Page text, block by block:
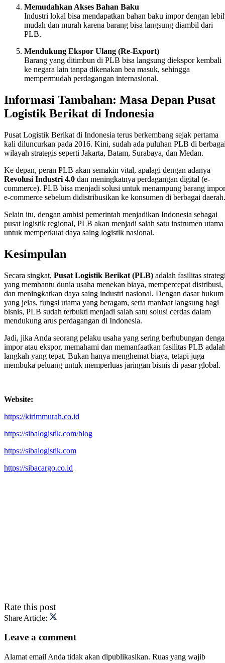
Memudahkan Akses Bahan Baku
Industri lokal bisa mendapatkan bahan baku impor dengan
mudah dan murah karena barang bisa langsung diambil dari
PLB.
Mendukung Ekspor Ulang (Re-Export)
Barang yang ditimbun di PLB bisa langsung diekspor kembali
ke negara lain tanpa dikenakan bea masuk, sehingga
mempermudah perdagangan internasional.
Informasi Tambahan: Masa Depan Pusat
Logistik Berikat di Indonesia
Pusat Logistik Berikat di Indonesia terus berkembang sejak pertama
kali diluncurkan pada 2016. Kini, sudah ada puluhan PLB di
wilayah strategis seperti Jakarta, Batam, Surabaya, dan Medan.
Ke depan, peran PLB akan semakin vital, apalagi dengan adanya
Revolusi Industri 4.0 dan meningkatnya perdagangan digital (e-
commerce). PLB bisa menjadi solusi untuk menampung barang impor
e-commerce sebelum didistribusikan ke konsumen di berbagai daerah.
Selain itu, dengan ambisi pemerintah menjadikan Indonesia sebagai
pusat logistik regional, PLB akan menjadi salah satu instrumen utama
untuk memperkuat daya saing logistik nasional.
Kesimpulan
Secara singkat, Pusat Logistik Berikat (PLB) adalah fasilitas
yang membantu dunia usaha menekan biaya, mempercepat distribusi,
dan meningkatkan daya saing industri nasional. Dengan dasar hukum
yang jelas, fungsi utama yang beragam, serta manfaat langsung bagi
bisnis, PLB sudah terbukti menjadi salah satu solusi cerdas dalam
mendukung arus perdagangan di Indonesia.
Jadi, jika Anda seorang pelaku usaha yang sering berhubungan
impor atau ekspor, memahami dan memanfaatkan fasilitas PLB
langkah yang tepat. Bukan hanya menghemat biaya, tetapi juga
membuka peluang untuk memperluas jaringan bisnis di pasar global.
Website:
https://kirimmurah.co.id
https://sibalogistik.com/blog
https://sibalogistik.com
https://sibacargo.co.id
Rate this post
Share Article:
Leave a comment
Alamat email Anda tidak akan dipublikasikan. Ruas yang wajib